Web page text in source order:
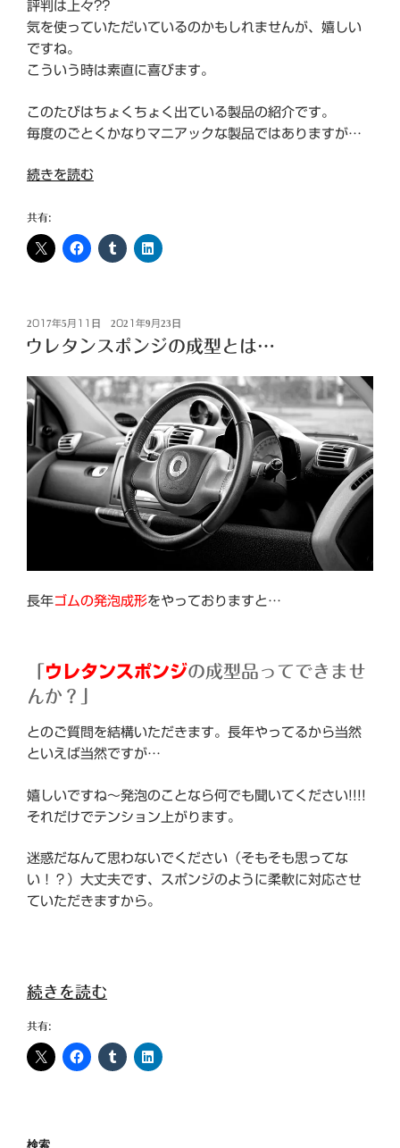
評判は上々??
気を使っていただいているのかもしれませんが、嬉しい
ですね。
こういう時は素直に喜びます。
このたびはちょくちょく出ている製品の紹介です。
毎度のごとくかなりマニアックな製品ではありますが…
“CR
出
ゴ
ム
ス
ポ
ジ
詰
め
加
工”
の
続きを読む
共有:
投
稿
日:
2017年5月11日 2021年9月23日
ウレタンスポンジの成型とは…
長年ゴムの発泡成形をやっておりますと…
ウレタンスポンジの成型品ってできませ
んか？」
とのご質問を結構いただきます。長年やってるから当然
といえば当然ですが…
嬉しいですね～発泡のことなら何でも聞いてください!!!!
それだけでテンション上がります。
迷惑だなんて思わないでください（そもそも思ってな
い！？）大丈夫です、スポンジのように柔軟に対応させ
ていただきますから。
“ウ
タ
ン
続きを読む
共有:
検索